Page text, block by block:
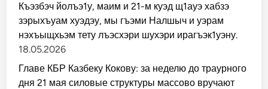
Къэзбэч йолъэ1у, маим и 21-м куэд щ1ауэ хабзэ
зэрыхъуам хуэдэу, мы гъэми Налшыч и уэрам
нэхъыщхьэм тету лъэсхэри шухэри ирагъэк1уэну.
18.05.2026
Главе КБР Казбеку Кокову: за неделю до траурного
дня 21 мая силовые структуры массово вручают